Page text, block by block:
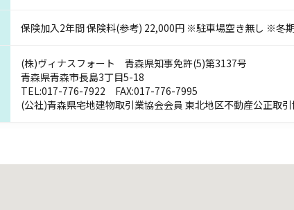
保険加入2年間 保険料(参考) 22,000円 ※駐車場空き無し ※冬
(株)ヴィナスフォート 青森県知事免許(5)第3137号
青森県青森市長島3丁目5-18
TEL:017-776-7922 FAX:017-776-7995
(公社)青森県宅地建物取引業協会会員 東北地区不動産公正取